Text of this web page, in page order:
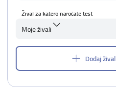
Žival za katero naročate test
Moje živali
Dodaj žival